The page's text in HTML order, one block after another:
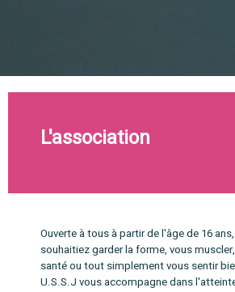
L'association
Ouverte à tous à partir de l'âge de 16
souhaitiez garder la forme, vous
santé ou tout simplement vous sentir
U.S.S.J vous accompagne dans